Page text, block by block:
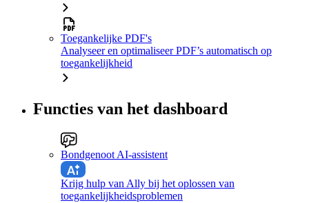
Toegankelijke PDF's
Analyseer en optimaliseer PDF’s automatisch op
toegankelijkheid
Functies van het dashboard
Bondgenoot AI-assistent
Krijg hulp van Ally bij het oplossen van
toegankelijkheidsproblemen